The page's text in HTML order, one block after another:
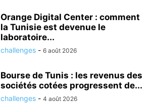
Orange Digital Center : comment
la Tunisie est devenue le
laboratoire...
challenges - 6 août 2026
Bourse de Tunis : les revenus des
sociétés cotées progressent de...
challenges - 4 août 2026